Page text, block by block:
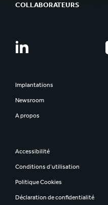
COLLABORATEURS
Implantations
Newsroom
A propos
Accessibilité
Conditions d’utilisation
Politique Cookies
Déclaration de confidentialité